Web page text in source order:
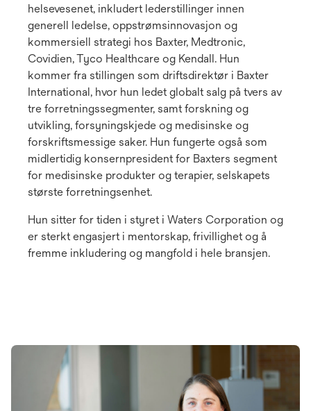
helsevesenet, inkludert lederstillinger innen
generell ledelse, oppstrømsinnovasjon og
kommersiell strategi hos Baxter, Medtronic,
Covidien, Tyco Healthcare og Kendall. Hun
kommer fra stillingen som driftsdirektør i Baxter
International, hvor hun ledet globalt salg på tvers av
tre forretningssegmenter, samt forskning og
utvikling, forsyningskjede og medisinske og
forskriftsmessige saker. Hun fungerte også som
midlertidig konsernpresident for Baxters segment
for medisinske produkter og terapier, selskapets
største forretningsenhet.
Hun sitter for tiden i styret i Waters Corporation og
er sterkt engasjert i mentorskap, frivillighet og å
fremme inkludering og mangfold i hele bransjen.